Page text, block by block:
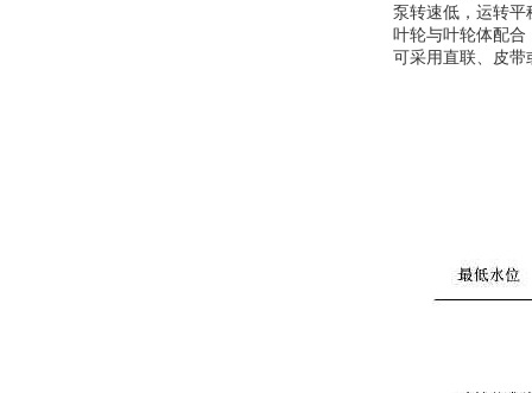
泵转速低，运转平
叶轮与叶轮体配合
可采用直联、皮带